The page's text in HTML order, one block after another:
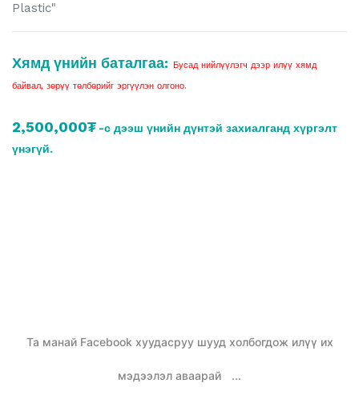
Plastic"
Хямд үнийн баталгаа:
Бусад нийлүүлэгч дээр илүү хямд
байвал, зөрүү төлбөрийг эргүүлэн олгоно.
2,500,000₮ -с дээш үнийн дүнтэй захиалганд хүргэлт
үнэгүй.
Та манай Facebook хуудасруу шууд холбогдож илүү их
мэдээлэл аваарай ...